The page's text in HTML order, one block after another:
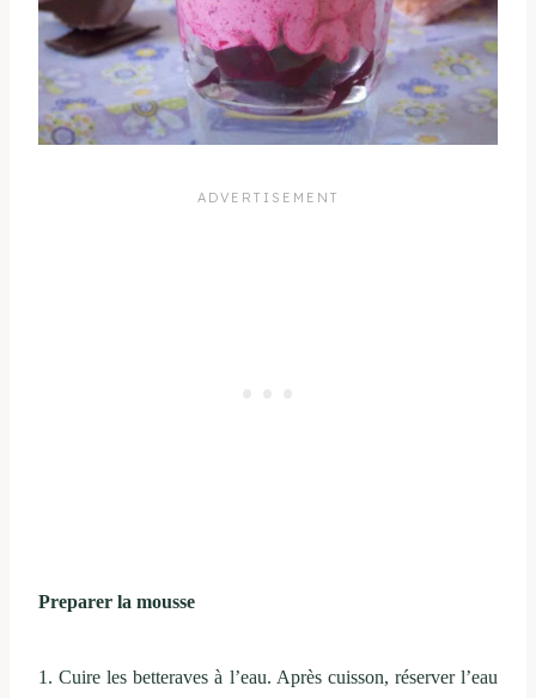
Preparer la mousse
1. Cuire les betteraves à l’eau. Après cuisson, réserver l’eau